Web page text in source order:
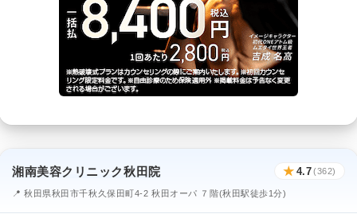
湘南美容クリニック秋田院 ★ 4.7(362)
📍 秋田県秋田市千秋久保田町4-2 秋田オーパ ７階(秋田駅徒歩1分)